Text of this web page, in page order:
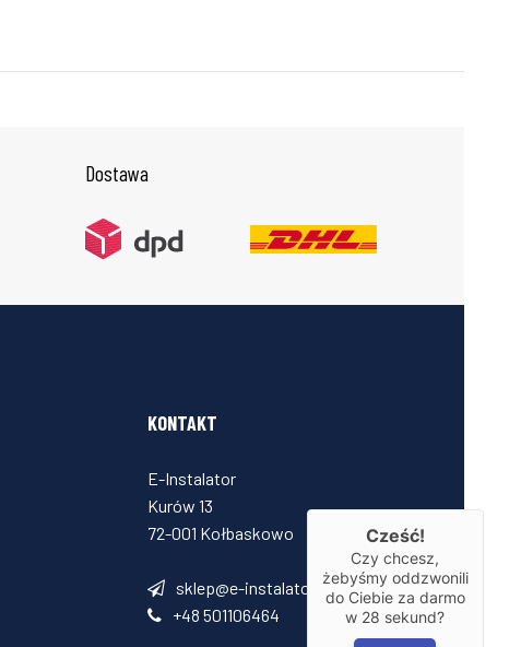
Dostawa
KONTAKT
E-Instalator
Kurów 13
72-001 Kołbaskowo
sklep@e-instalator.pl
+48 501106464
Cześć!
Czy chcesz,
żebyśmy oddzwonili
do Ciebie za darmo
w 28 sekund?